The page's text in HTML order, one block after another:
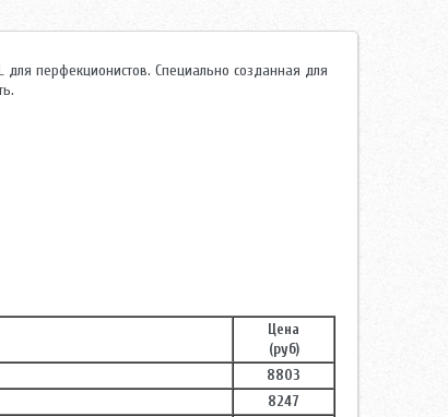
для перфекционистов. Специально созданная для
Цена
(руб)
8803
8247